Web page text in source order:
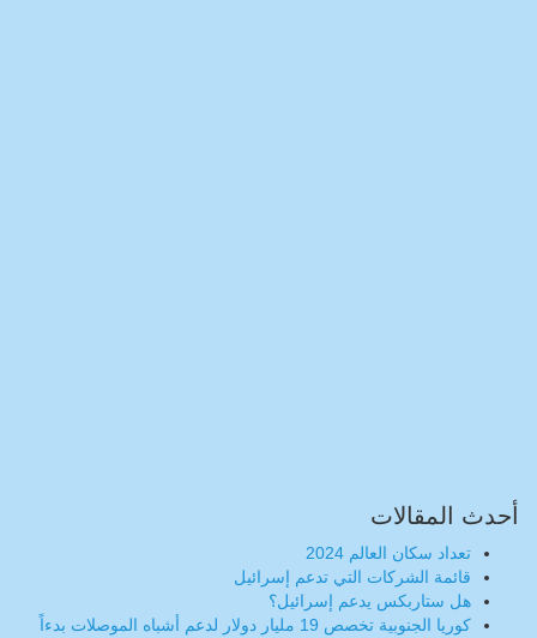
أحدث المقالات
تعداد سكان العالم 2024
قائمة الشركات التي تدعم إسرائيل
هل ستاربكس يدعم إسرائيل؟
كوريا الجنوبية تخصص 19 مليار دولار لدعم أشباه الموصلات بدءاً